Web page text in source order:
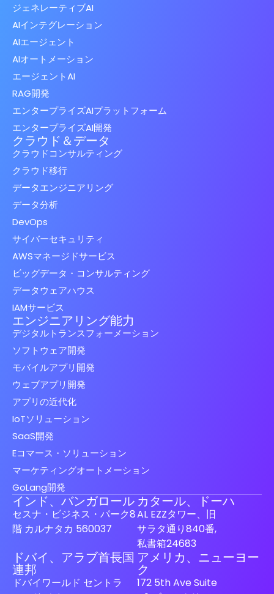
ジェネレーティブAI
AIインテグレーション
AIエージェント
AIオートメーション
エージェントAI
RAG開発
エンタープライズAIプラットフォーム
エンタープライズAI開発
クラウド＆データ
クラウドコンサルティング
クラウド移行
データエンジニアリング
データ分析
DevOps
サイバーセキュリティ
AWSマネージドサービス
ビッグデータ・コンサルティング
データウェアハウス
IAMサービス
エンジニアリング能力
デジタルトランスフォーメーション
ソフトウェア開発
モバイルアプリ開発
ウェブアプリ開発
アプリの近代化
IoTソリューション
SaaS開発
Eコマース・ソリューション
マーケティングオートメーション
GoLang開発
インド、バンガロール
セスナ・ビジネス・パーク8
階 カルナタカ 560037
カタール、ドーハ
AL EZZタワー、旧
サラタ通り840番,
私書箱24683
ドバイ、アラブ首長国
連邦
ドバイワールド セントラ
アメリカ、ニューヨー
ク
172 5th Ave Suite
Finnish
Spanish (Spain)